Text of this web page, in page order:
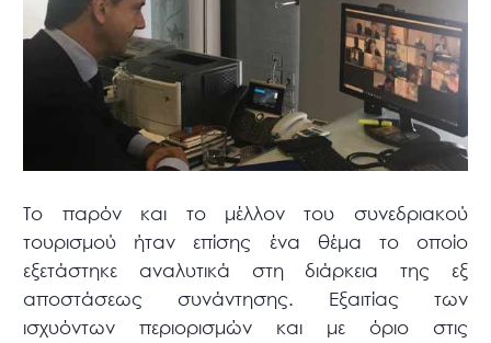
Το παρόν και το μέλλον του συνεδριακού
τουρισμού ήταν επίσης ένα θέμα το οποίο
εξετάστηκε αναλυτικά στη διάρκεια της εξ
αποστάσεως συνάντησης. Εξαιτίας των
ισχυόντων περιορισμών και με όριο στις